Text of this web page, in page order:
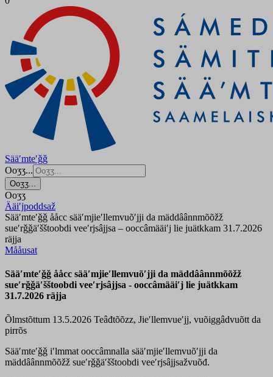
Sääʹmteʹǧǧ
Ooʒʒ...
Ooʒʒ...
Ooʒʒ
Ääiʹjpoddsaž
Sääʹmteʹǧǧ ååcc sääʹmjieʹllemvuõʹjji da mäddâânnmõõžž
sueʹrǧǧäʹšštoobdi veeʹrjsâjjsa – ooccâmääiʹj lie juätkkam 31.7.2026
räjja
Mååusat
Sääʹmteʹǧǧ ååcc sääʹmjieʹllemvuõʹjji da mäddâânnmõõžž
sueʹrǧǧäʹšštoobdi veeʹrjsâjjsa - ooccâmääiʹj lie juätkkam
31.7.2026 räjja
Õlmstõttum 13.5.2026 Teâđtõõzz, Jieʹllemvueʹjj, vuõiggâdvuõtt da
pirrõs
Sääʹmteʹǧǧ iʹlmmat ooccâmnalla sääʹmjieʹllemvuõʹjji da
mäddâânnmõõžž sueʹrǧǧäʹšštoobdi veeʹrjsâjjsažvuõđ.